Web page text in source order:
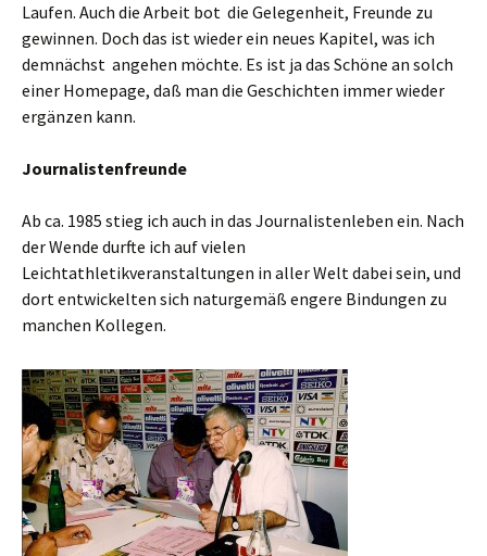
Laufen. Auch die Arbeit bot die Gelegenheit, Freunde zu
gewinnen. Doch das ist wieder ein neues Kapitel, was ich
demnächst angehen möchte. Es ist ja das Schöne an solch
einer Homepage, daß man die Geschichten immer wieder
ergänzen kann.
Journalistenfreunde
Ab ca. 1985 stieg ich auch in das Journalistenleben ein. Nach
der Wende durfte ich auf vielen
Leichtathletikveranstaltungen in aller Welt dabei sein, und
dort entwickelten sich naturgemäß engere Bindungen zu
manchen Kollegen.